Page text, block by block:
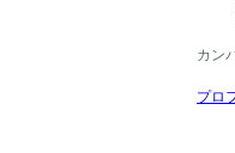
カン
プロ